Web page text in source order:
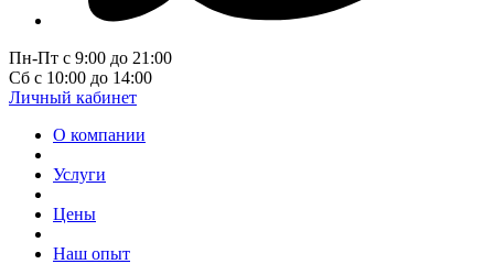
Пн-Пт с 9:00 до 21:00
Сб с 10:00 до 14:00
Личный кабинет
О компании
Услуги
Цены
Наш опыт